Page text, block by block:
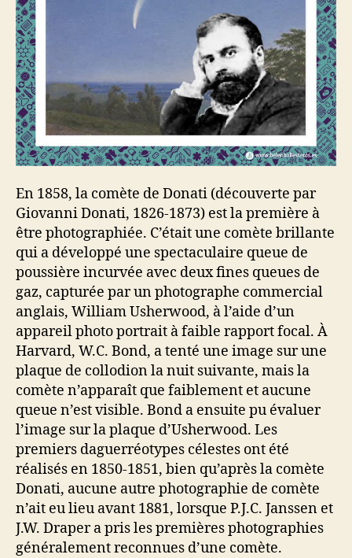
En 1858, la comète de Donati (découverte par
Giovanni Donati, 1826-1873) est la première à
être photographiée. C’était une comète brillante
qui a développé une spectaculaire queue de
poussière incurvée avec deux fines queues de
gaz, capturée par un photographe commercial
anglais, William Usherwood, à l’aide d’un
appareil photo portrait à faible rapport focal. À
Harvard, W.C. Bond, a tenté une image sur une
plaque de collodion la nuit suivante, mais la
comète n’apparaît que faiblement et aucune
queue n’est visible. Bond a ensuite pu évaluer
l’image sur la plaque d’Usherwood. Les
premiers daguerréotypes célestes ont été
réalisés en 1850-1851, bien qu’après la comète
Donati, aucune autre photographie de comète
n’ait eu lieu avant 1881, lorsque P.J.C. Janssen et
J.W. Draper a pris les premières photographies
généralement reconnues d’une comète.